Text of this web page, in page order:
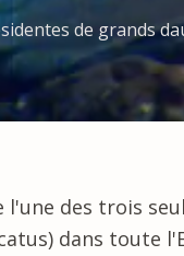
de grands
l'une des trois
dans toute